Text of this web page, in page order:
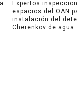
Expertos
espacios del OAN
instalación del
Cherenkov de agua